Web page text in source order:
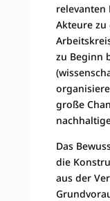
Akteure zu
zu Beginn
große
Das
die
aus der